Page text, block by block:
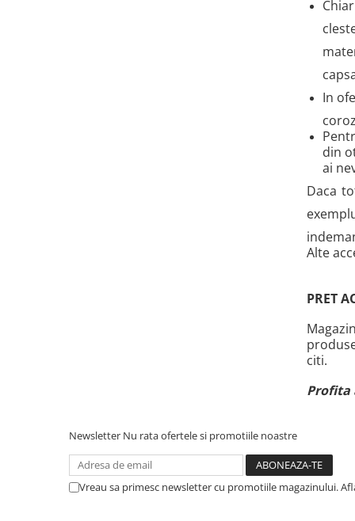
Centuri/chingi
In
din
ai
Daca
Alte
PRET
citi.
Profita
Newsletter Nu rata ofertele si promotiile noastre
Vreau sa primesc newsletter cu promotiile magazinului.